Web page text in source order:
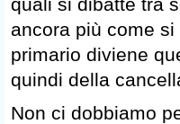
ancora più come
primario diviene
quindi della
Non ci dobbiamo